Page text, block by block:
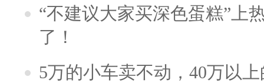
“不建议大家买深色蛋糕”上
了！
5万的小车卖不动，40万以